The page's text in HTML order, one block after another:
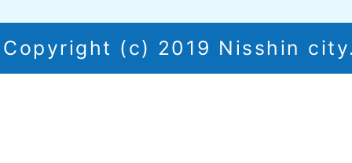
Copyright (c) 2019 Nisshin